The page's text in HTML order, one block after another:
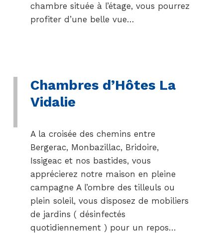
chambre située à l’étage, vous pourrez
profiter d’une belle vue…
Chambres d’Hôtes La
Vidalie
A la croisée des chemins entre
Bergerac, Monbazillac, Bridoire,
Issigeac et nos bastides, vous
apprécierez notre maison en pleine
campagne A l’ombre des tilleuls ou
plein soleil, vous disposez de mobiliers
de jardins ( désinfectés
quotidiennement ) pour un repos…